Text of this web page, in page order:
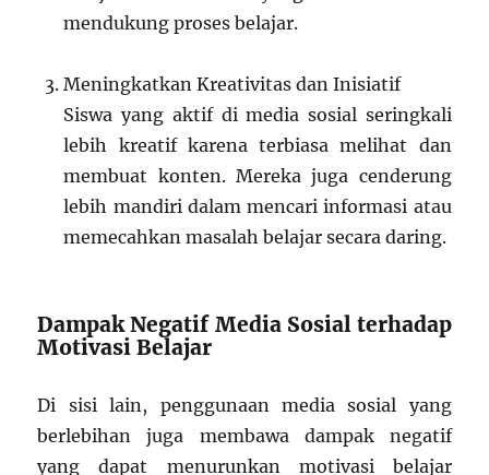
mendukung proses belajar.
Meningkatkan Kreativitas dan Inisiatif
Siswa yang aktif di media sosial seringkali
lebih kreatif karena terbiasa melihat dan
membuat konten. Mereka juga cenderung
lebih mandiri dalam mencari informasi atau
memecahkan masalah belajar secara daring.
Dampak Negatif Media Sosial terhadap
Motivasi Belajar
Di sisi lain, penggunaan media sosial yang
berlebihan juga membawa dampak negatif
yang dapat menurunkan motivasi belajar